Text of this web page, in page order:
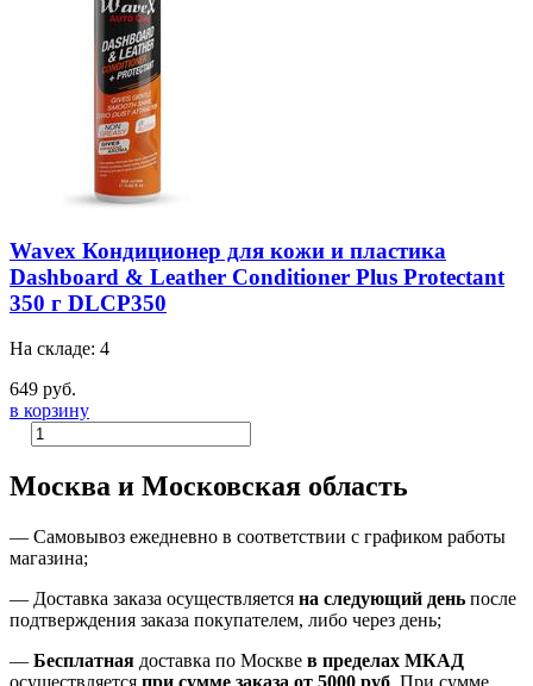
Wavex Кондиционер для кожи и пластика
Dashboard & Leather Conditioner Plus Protectant
350 г DLCP350
На складе: 4
649 руб.
в корзину
Москва и Московская область
— Самовывоз ежедневно в соответствии с графиком работы
магазина;
— Доставка заказа осуществляется на следующий день после
подтверждения заказа покупателем, либо через день;
— Бесплатная доставка по Москве в пределах МКАД
осуществляется при сумме заказа от 5000 руб. При сумме